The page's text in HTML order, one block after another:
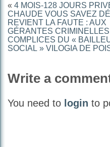
« 4 MOIS-128 JOURS
CHAUDE VOUS SAVEZ
REVIENT LA FAUTE : AUX
GÉRANTES
COMPLICES DU «
SOCIAL » VILOGIA DE
Write a
You need to login to